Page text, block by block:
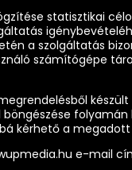
statisztikai
a szolgáltatás
számítógépe
kérhető a
e-mail